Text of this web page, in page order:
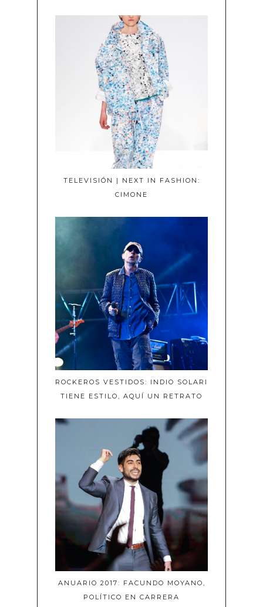
TELEVISIÓN | NEXT IN FASHION:
CIMONE
ROCKEROS VESTIDOS: INDIO SOLARI
TIENE ESTILO, AQUÍ UN RETRATO
ANUARIO 2017: FACUNDO MOYANO,
POLÍTICO EN CARRERA